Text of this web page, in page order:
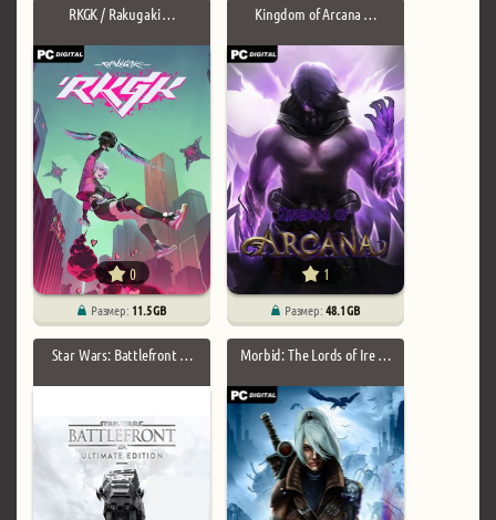
RKGK / Rakugaki …
0
Размер: 11.5 GB
Kingdom of Arcana …
1
Размер:48.1 GB
Star Wars: Battlefront … Morbid: The Lords of Ire …